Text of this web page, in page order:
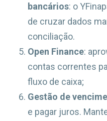
bancários: o
de cruzar dados
conciliação.
Open Finance:
contas correntes
fluxo de caixa;
Gestão de
e pagar juros.